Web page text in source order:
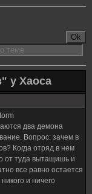
у Хаоса
два демона
Вопрос: зачем в
Когда отряд в нем
от туда вытащишь и
все равно остается
и ничего